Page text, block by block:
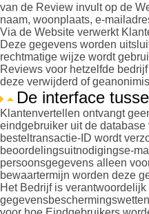
van de Review invult op de
naam, woonplaats, e-
Via de Website verwerkt
Deze gegevens worden
rechtmatige wijze wordt
Reviews voor hetzelfde
deze verwijderd of
De interface
Klantenvertellen ontvangt
eindgebruiker uit de
besteltransactie-ID wordt
beoordelingsuitnodigingse-
persoonsgegevens alleen
bewaartermijn worden deze
Het Bedrijf is